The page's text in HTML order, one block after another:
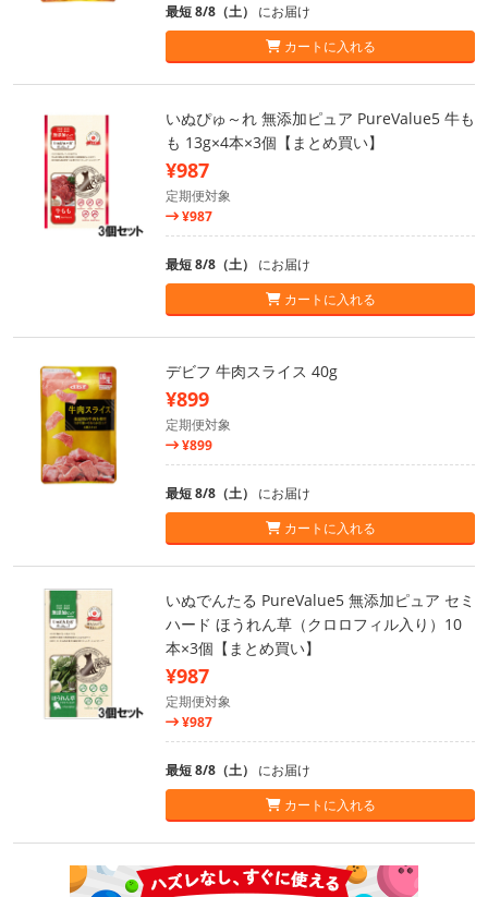
最短 8/8（土） にお届け
カートに入れる
いぬぴゅ～れ 無添加ピュア PureValue5 牛も
も 13g×4本×3個【まとめ買い】
¥987
定期便対象
¥987
最短 8/8（土） にお届け
カートに入れる
デビフ 牛肉スライス 40g
¥899
定期便対象
¥899
最短 8/8（土） にお届け
カートに入れる
いぬでんたる PureValue5 無添加ピュア セミ
ハード ほうれん草（クロロフィル入り）10
本×3個【まとめ買い】
¥987
定期便対象
¥987
最短 8/8（土） にお届け
カートに入れる